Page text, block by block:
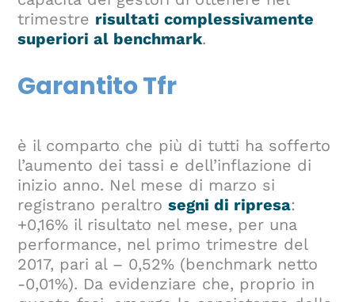
trimestre risultati complessivamente
superiori al benchmark.
Garantito Tfr
è il comparto che più di tutti ha sofferto
l’aumento dei tassi e dell’inflazione di
inizio anno. Nel mese di marzo si
registrano peraltrosegni di ripresa:
+0,16% il risultato nel mese, per una
performance, nel primo trimestre del
2017, pari al – 0,52% (benchmark netto
-0,01%). Da evidenziare che, proprio in